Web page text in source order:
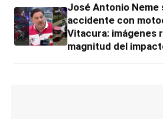
José Antonio
accidente con
Vitacura: imágenes
magnitud del